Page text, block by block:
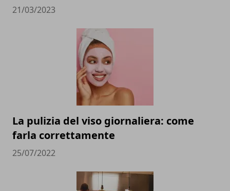
21/03/2023
La pulizia del viso giornaliera: come
farla correttamente
25/07/2022